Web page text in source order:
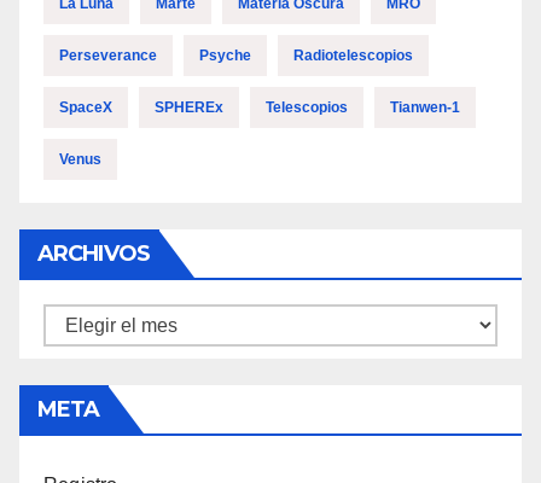
La Luna Marte Materia Oscura MRO
Perseverance Psyche Radiotelescopios
SpaceX SPHEREx Telescopios Tianwen-1
Venus
ARCHIVOS
Archivos
META